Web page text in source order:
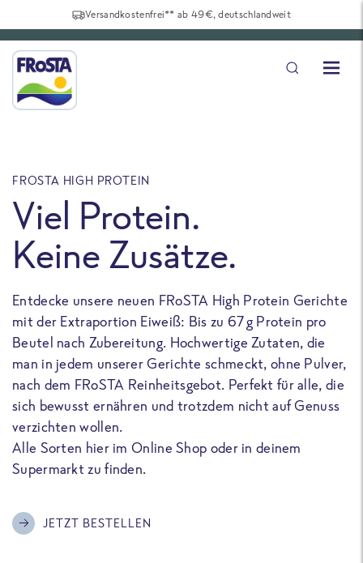
Versandkostenfrei** ab 49€, deutschlandweit
FROSTA HIGH PROTEIN
Viel Protein.
Keine Zusätze.
Entdecke unsere neuen FRoSTA High Protein Gerichte
mit der Extraportion Eiweiß: Bis zu 67 g Protein pro
Beutel nach Zubereitung. Hochwertige Zutaten, die
man in jedem unserer Gerichte schmeckt, ohne Pulver,
nach dem FRoSTA Reinheitsgebot. Perfekt für alle, die
sich bewusst ernähren und trotzdem nicht auf Genuss
verzichten wollen.
Alle Sorten hier im Online Shop oder in deinem
Supermarkt zu finden.
JETZT BESTELLEN